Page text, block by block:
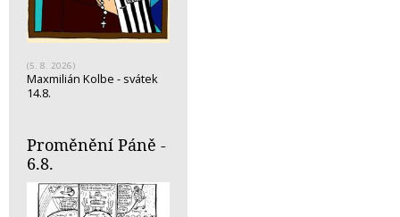
(5. 8. 2026)
Maxmilián Kolbe - svátek
14.8.
Proměnění Páně -
6.8.